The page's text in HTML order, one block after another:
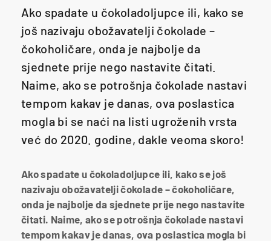
Ako spadate u čokoladoljupce ili, kako se
još nazivaju obožavatelji čokolade –
čokoholičare, onda je najbolje da
sjednete prije nego nastavite čitati.
Naime, ako se potrošnja čokolade nastavi
tempom kakav je danas, ova poslastica
mogla bi se naći na listi ugroženih vrsta
već do 2020. godine, dakle veoma skoro!
Ako spadate u čokoladoljupce ili, kako se još
nazivaju obožavatelji čokolade – čokoholičare,
onda je najbolje da sjednete prije nego nastavite
čitati. Naime, ako se potrošnja čokolade nastavi
tempom kakav je danas, ova poslastica mogla bi